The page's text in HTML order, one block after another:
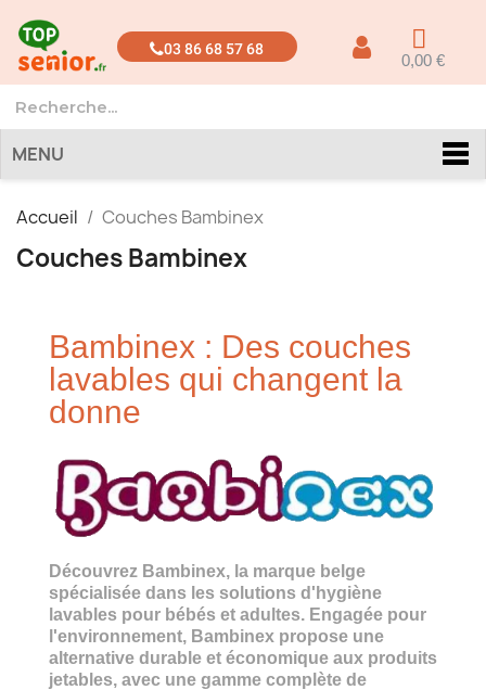
03 86 68 57 68
0,00 €
MENU
Accueil Couches Bambinex
Couches Bambinex
Bambinex : Des couches
lavables qui changent la
donne
Découvrez Bambinex, la marque belge
spécialisée dans les solutions d'hygiène
lavables pour bébés et adultes. Engagée pour
l'environnement, Bambinex propose une
alternative durable et économique aux produits
jetables, avec une gamme complète de